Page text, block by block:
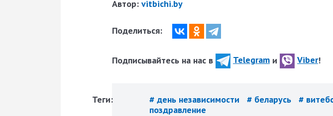
Автор: vitbichi.by
Поделиться:
Подписывайтесь на нас в Telegram и Viber!
Теги: # день независимости # беларусь #
поздравление